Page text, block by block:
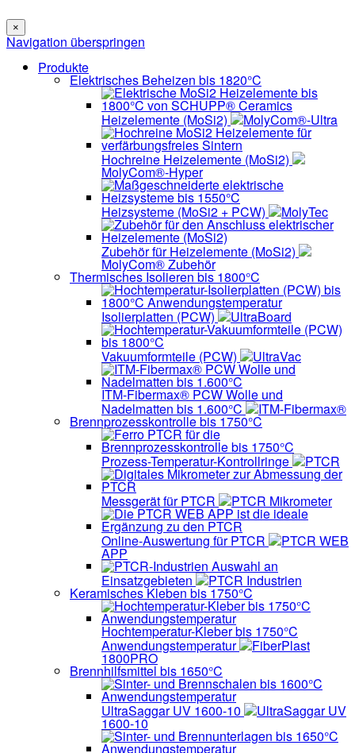
×
Navigation überspringen
Produkte
Elektrisches Beheizen bis 1820°C
Heizelemente (MoSi2) MolyCom®-Ultra
Hochreine Heizelemente (MoSi2)
MolyCom®-Hyper
Heizsysteme (MoSi2 + PCW) MolyTec
Zubehör für Heizelemente (MoSi2)
MolyCom® Zubehör
Thermisches Isolieren bis 1800°C
Isolierplatten (PCW) UltraBoard
Vakuumformteile (PCW) UltraVac
ITM-Fibermax® PCW Wolle und
Nadelmatten bis 1.600°C ITM-Fibermax®
Brennprozesskontrolle bis 1750°C
Prozess-Temperatur-Kontrollringe PTCR
Messgerät für PTCR PTCR Mikrometer
Online-Auswertung für PTCR PTCR WEB
APP
Auswahl an
Einsatzgebieten PTCR Industrien
Keramisches Kleben bis 1750°C
Hochtemperatur-Kleber bis 1750°C
Anwendungstemperatur FiberPlast
1800PRO
Brennhilfsmittel bis 1650°C
UltraSaggar UV 1600-10 UltraSaggar UV
1600-10